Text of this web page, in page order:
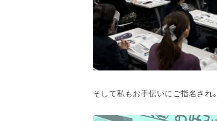
そして私もお手伝いにご指名され